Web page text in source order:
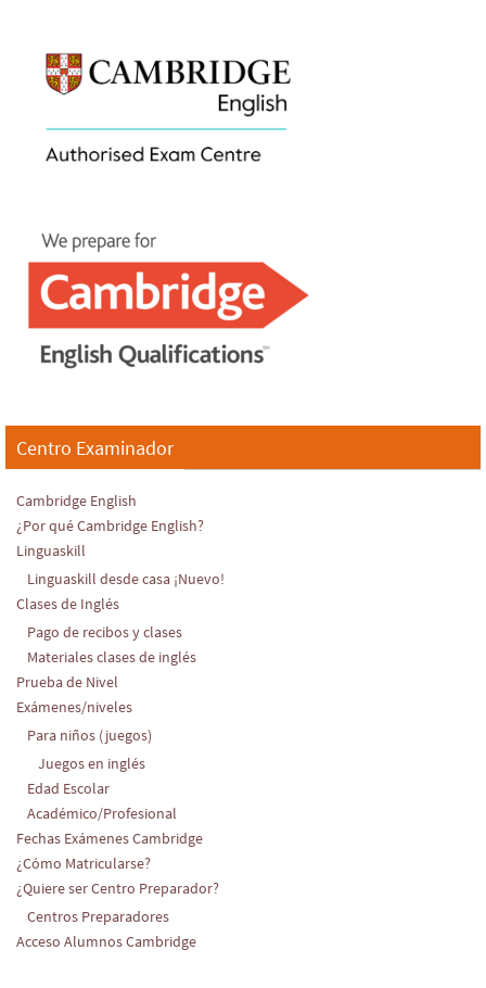
Centro Examinador
Cambridge English
¿Por qué Cambridge English?
Linguaskill
Linguaskill desde casa ¡Nuevo!
Clases de Inglés
Pago de recibos y clases
Materiales clases de inglés
Prueba de Nivel
Exámenes/niveles
Para niños (juegos)
Juegos en inglés
Edad Escolar
Académico/Profesional
Fechas Exámenes Cambridge
¿Cómo Matricularse?
¿Quiere ser Centro Preparador?
Centros Preparadores
Acceso Alumnos Cambridge